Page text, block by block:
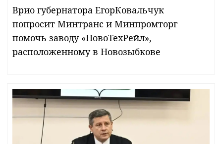
Врио губернатора ЕгорКовальчук
попросит Минтранс и Минпромторг
помочь заводу «НовоТехРейл»,
расположенному в Новозыбкове